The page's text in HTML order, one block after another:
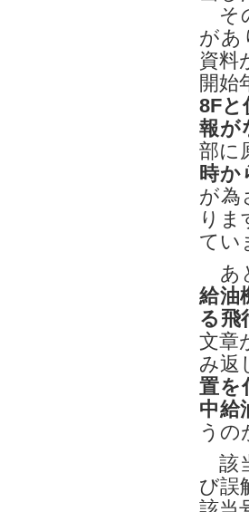
そ
があ
資料
開始
8Fと
報が
部に
時か
が為
りま
てい
あ
給油
る飛
文章
み返
置を
中給
うの
該
び誤